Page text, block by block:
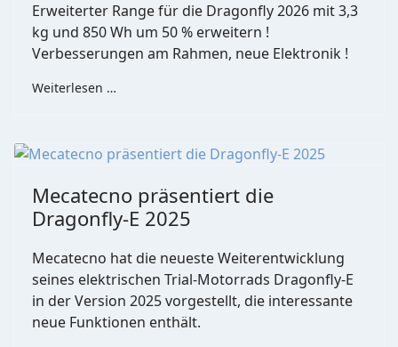
Erweiterter Range für die Dragonfly 2026 mit 3,3
kg und 850 Wh um 50 % erweitern !
Verbesserungen am Rahmen, neue Elektronik !
Weiterlesen …
Mecatecno präsentiert die
Dragonfly-E 2025
Mecatecno hat die neueste Weiterentwicklung
seines elektrischen Trial-Motorrads Dragonfly-E
in der Version 2025 vorgestellt, die interessante
neue Funktionen enthält.